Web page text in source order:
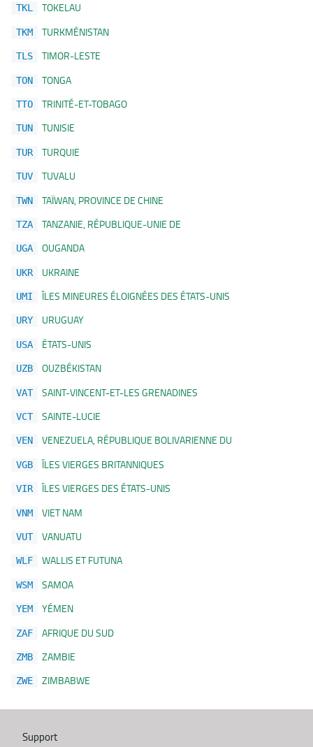
TKL TOKELAU
TKM TURKMÉNISTAN
TLS TIMOR-LESTE
TON TONGA
TTO TRINITÉ-ET-TOBAGO
TUN TUNISIE
TUR TURQUIE
TUV TUVALU
TWN TAÏWAN, PROVINCE DE CHINE
TZA TANZANIE, RÉPUBLIQUE-UNIE DE
UGA OUGANDA
UKR UKRAINE
UMI ÎLES MINEURES ÉLOIGNÉES DES ÉTATS-UNIS
URY URUGUAY
USA ÉTATS-UNIS
UZB OUZBÉKISTAN
VAT SAINT-VINCENT-ET-LES GRENADINES
VCT SAINTE-LUCIE
VEN VENEZUELA, RÉPUBLIQUE BOLIVARIENNE DU
VGB ÎLES VIERGES BRITANNIQUES
VIR ÎLES VIERGES DES ÉTATS-UNIS
VNM VIET NAM
VUT VANUATU
WLF WALLIS ET FUTUNA
WSM SAMOA
YEM YÉMEN
ZAF AFRIQUE DU SUD
ZMB ZAMBIE
ZWE ZIMBABWE
Support